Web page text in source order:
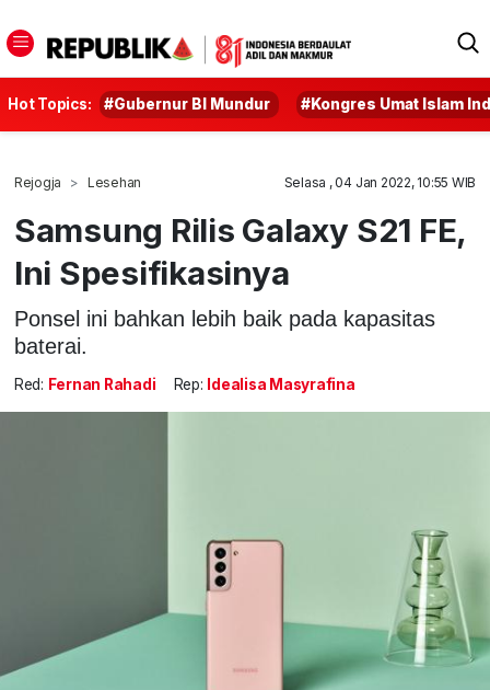
Hot Topics: #Gubernur BI Mundur #Kongres Umat Islam
Rejogja Lesehan Selasa , 04 Jan 2022, 10:55 WIB
Samsung Rilis Galaxy S21 FE,
Ini Spesifikasinya
Ponsel ini bahkan lebih baik pada kapasitas
baterai.
Red: Fernan Rahadi Rep: Idealisa Masyrafina